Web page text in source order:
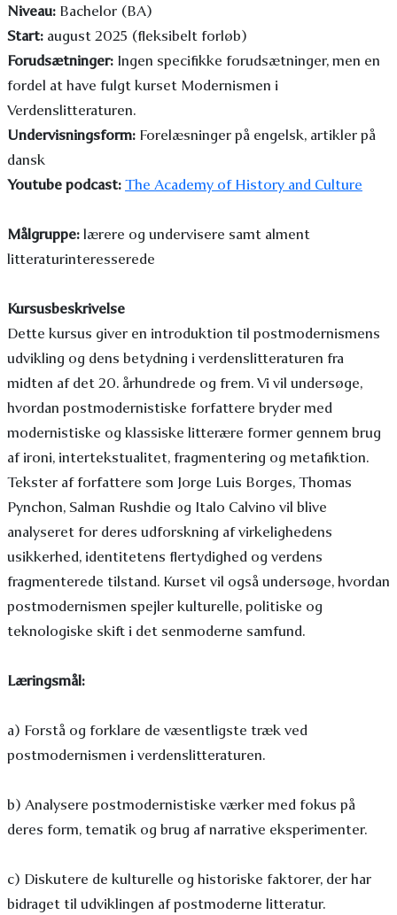
Niveau: Bachelor (BA)
Start: august 2025 (fleksibelt forløb)
Forudsætninger: Ingen specifikke forudsætninger, men en
fordel at have fulgt kurset Modernismen i
Verdenslitteraturen.
Undervisningsform: Forelæsninger på engelsk, artikler på
dansk
Youtube podcast:The Academy of History and Culture
Målgruppe:lærere og undervisere samt alment
litteraturinteresserede
Kursusbeskrivelse
Dette kursus giver en introduktion til postmodernismens
udvikling og dens betydning i verdenslitteraturen fra
midten af det 20. århundrede og frem. Vi vil undersøge,
hvordan postmodernistiske forfattere bryder med
modernistiske og klassiske litterære former gennem brug
af ironi, intertekstualitet, fragmentering og metafiktion.
Tekster af forfattere som Jorge Luis Borges, Thomas
Pynchon, Salman Rushdie og Italo Calvino vil blive
analyseret for deres udforskning af virkelighedens
usikkerhed, identitetens flertydighed og verdens
fragmenterede tilstand. Kurset vil også undersøge, hvordan
postmodernismen spejler kulturelle, politiske og
teknologiske skift i det senmoderne samfund.
Læringsmål:
a) Forstå og forklare de væsentligste træk ved
postmodernismen i verdenslitteraturen.
b) Analysere postmodernistiske værker med fokus på
deres form, tematik og brug af narrative eksperimenter.
c) Diskutere de kulturelle og historiske faktorer, der har
bidraget til udviklingen af postmoderne litteratur.